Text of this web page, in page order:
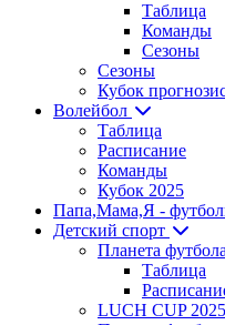
Таблица
Команды
Сезоны
Сезоны
Кубок
Волейбол
Таблица
Расписание
Команды
Кубок 2025
Папа,Мама,Я -
Детский спорт
Планета
Таблица
LUCH CUP 2025